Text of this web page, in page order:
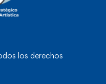
los derechos